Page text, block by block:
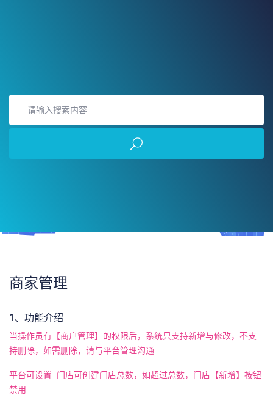
商家管理
1、功能介绍
当操作员有【商户管理】的权限后，系统只支持新增与修改，不支
持删除，如需删除，请与平台管理沟通
平台可设置 门店可创建门店总数，如超过总数，门店【新增】按钮
禁用